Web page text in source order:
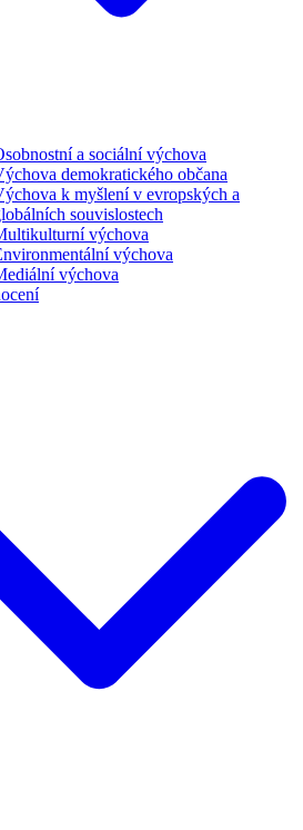
a sociální výchova
demokratického občana
k myšlení v evropských a
souvislostech
výchova
výchova
výchova